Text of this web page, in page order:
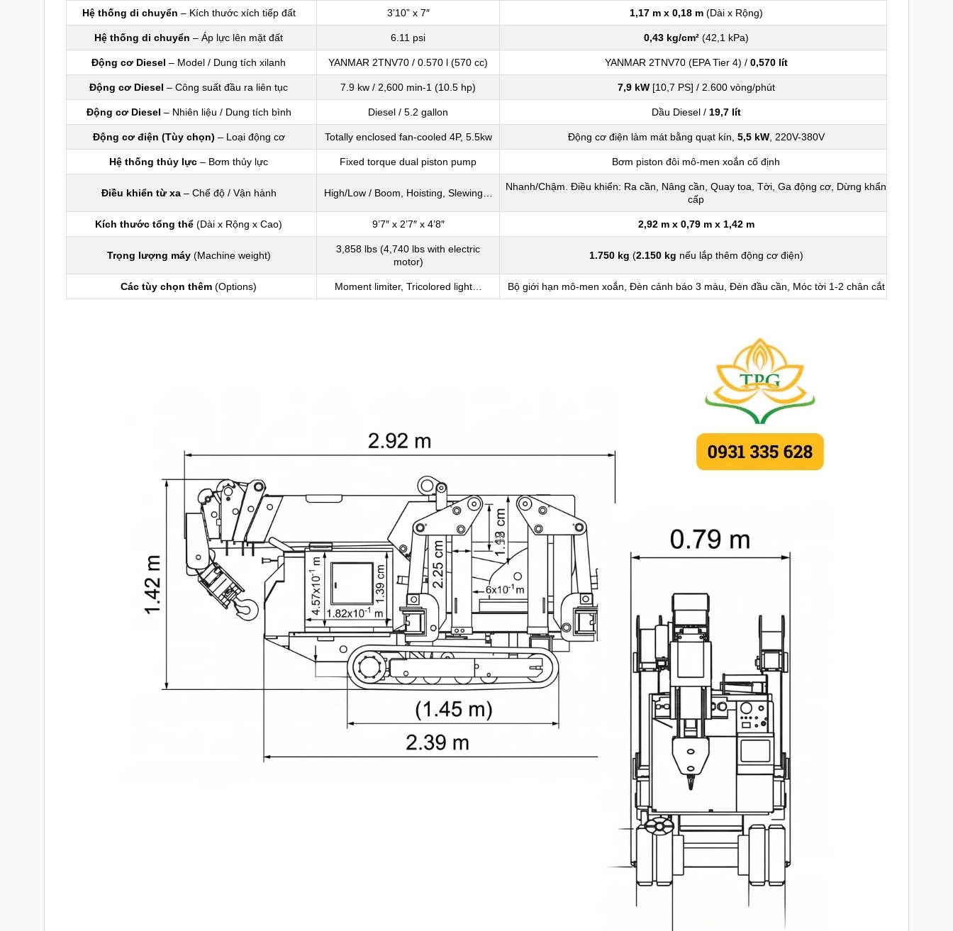
Hệ thống di chuyển – Kích thước xích tiếp đất 3’10” x 7″ 1,17 m x 0,18 m(Dài x Rộng)
Hệ thống di chuyển – Áp lực lên mặt đất 6.11 psi 0,43 kg/cm²(42,1 kPa)
Động cơ Diesel – Model / Dung tích xilanh YANMAR 2TNV70 / 0.570 l (570 cc) YANMAR 2TNV70 (EPA Tier 4) / 0,570 lít
Động cơ Diesel – Công suất đầu ra liên tục 7.9 kw / 2,600 min-1 (10.5 hp) 7,9 kW[10,7 PS] / 2.600 vòng/phút
Động cơ Diesel – Nhiên liệu / Dung tích bình Diesel / 5.2 gallon Dầu Diesel / 19,7 lít
Động cơ điện (Tùy chọn) – Loại động cơ Totally enclosed fan-cooled 4P, 5.5kw Động cơ điện làm mát bằng quạt kín, 5,5 kW, 220V-380V
Hệ thống thủy lực – Bơm thủy lực Fixed torque dual piston pump Bơm piston đôi mô-men xoắn cố định
Điều khiển từ xa– Chế độ / Vận hành High/Low / Boom, Hoisting, Slewing…
Nhanh/Chậm. Điều khiển: Ra cần, Nâng cần, Quay toa, Tời, Ga động cơ, Dừng khẩn
cấp
Kích thước tổng thể (Dài x Rộng x Cao) 9’7″ x 2’7″ x 4’8″ 2,92 m x 0,79 m x 1,42 m
Trọng lượng máy(Machine weight)
3,858 lbs (4,740 lbs with electric
motor)
1.750 kg (2.150 kg nếu lắp thêm động cơ điện)
Các tùy chọn thêm (Options) Moment limiter, Tricolored light… Bộ giới hạn mô-men xoắn, Đèn cảnh báo 3 màu, Đèn đầu cần, Móc tời 1-2 chân cắt